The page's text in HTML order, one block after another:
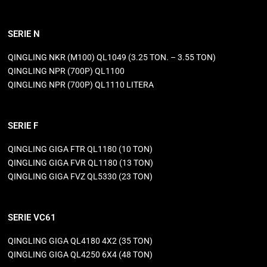
SERIE N
QINGLING NKR (M100) QL1049 (3.25 TON. – 3.55 TON)
QINGLING NPR (700P) QL1100
QINGLING NPR (700P) QL1110 LITERA
SERIE F
QINGLING GIGA FTR QL1180 (10 TON)
QINGLING GIGA FVR QL1180 (13 TON)
QINGLING GIGA FVZ QL5330 (23 TON)
SERIE VC61
QINGLING GIGA QL4180 4X2 (35 TON)
QINGLING GIGA QL4250 6X4 (48 TON)